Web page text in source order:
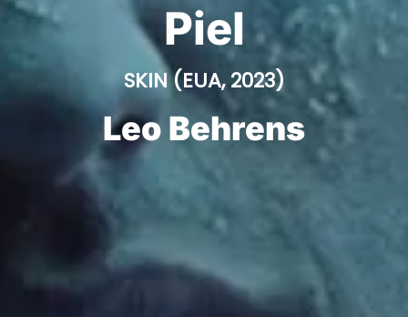
Piel
SKIN (EUA, 2023)
Leo Behrens